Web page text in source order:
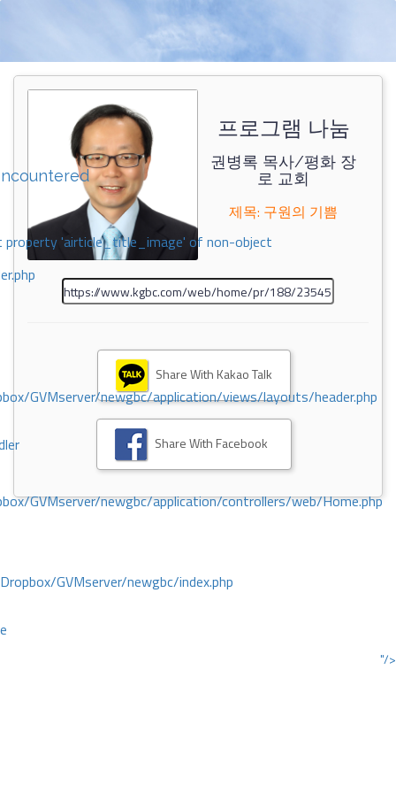
property 'airticle_title_image' of non-object
GVMserver/newgbc/application/views/layouts/header.php
GVMserver/newgbc/application/controllers/web/Home.php
GVMserver/newgbc/index.php
"/>
프로그램 나눔
권병록 목사/평화 장
로 교회
제목: 구원의 기쁨
Share With Kakao Talk
Share With Facebook